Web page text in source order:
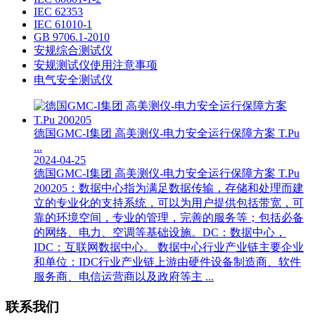
IEC 62353
IEC 61010-1
GB 9706.1-2010
安规综合测试仪
安规测试仪使用注意事项
电气安全测试仪
德国GMC-I集团 高美测仪-电力安全运行保障方案 T.Pu
...
2024-04-25
德国GMC-I集团 高美测仪-电力安全运行保障方案 T.Pu
200205：数据中心指为满足数据传输，存储和处理而建
立的专业化的支持系统，可以为用户提供包括带宽，可
靠的环境空间，专业的管理，完善的服务等；包括必备
的网络、电力、空调等基础设施。DC：数据中心，
IDC：互联网数据中心。 数据中心行业产业链主要企业
和单位：IDC行业产业链上游由硬件设备制造商、软件
服务商、电信运营商以及政府等主 ...
联系我们